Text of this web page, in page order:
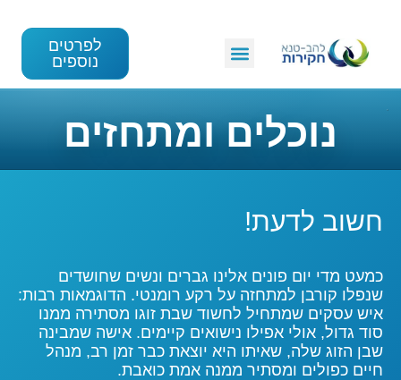
לפרטים
נוספים
נוכלים ומתחזים
חשוב לדעת!
כמעט מדי יום פונים אלינו גברים ונשים שחושדים
שנפלו קורבן למתחזה על רקע רומנטי. הדוגמאות רבות:
איש עסקים שמתחיל לחשוד שבת זוגו מסתירה ממנו
סוד גדול, אולי אפילו נישואים קיימים. אישה שמבינה
שבן הזוג שלה, שאיתו היא יוצאת כבר זמן רב, מנהל
חיים כפולים ומסתיר ממנה אמת כואבת.